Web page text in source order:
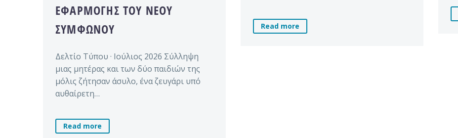
ΕΦΑΡΜΟΓΉΣ ΤΟΥ ΝΈΟΥ
ΣΥΜΦΏΝΟΥ
Δελτίο Τύπου · Ιούλιος 2026 Σύλληψη
μιας μητέρας και των δύο παιδιών της
μόλις ζήτησαν άσυλο, ένα ζευγάρι υπό
αυθαίρετη…
Read more
Read more